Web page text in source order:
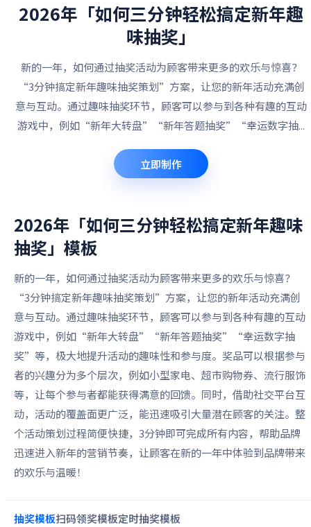
2026年「如何三分钟轻松搞定新年趣
味抽奖」
新的一年，如何通过抽奖活动为顾客带来更多的欢乐与惊喜？
“3分钟搞定新年趣味抽奖策划”方案，让您的新年活动充满创
意与互动。通过趣味抽奖环节，顾客可以参与到各种有趣的互动
游戏中，例如“新年大转盘”“新年答题抽奖”“幸运数字抽...
立即制作
2026年「如何三分钟轻松搞定新年趣味
抽奖」 模板
新的一年，如何通过抽奖活动为顾客带来更多的欢乐与惊喜？
“3分钟搞定新年趣味抽奖策划”方案，让您的新年活动充满创
意与互动。通过趣味抽奖环节，顾客可以参与到各种有趣的互动
游戏中，例如“新年大转盘”“新年答题抽奖”“幸运数字抽
奖”等，极大地提升活动的趣味性和参与度。奖品可以根据参与
者的兴趣分为多个层次，例如小型家电、超市购物券、流行服饰
等，让每个参与者都能获得满意的回馈。同时，借助社交平台互
动，活动的覆盖面更广泛，能迅速吸引大量潜在顾客的关注。整
个活动策划过程简便快捷，3分钟即可完成所有内容，帮助品牌
迅速进入新年的营销节奏，让顾客在新的一年中体验到品牌带来
的欢乐与温暖！
抽奖模板扫码领奖模板定时抽奖模板